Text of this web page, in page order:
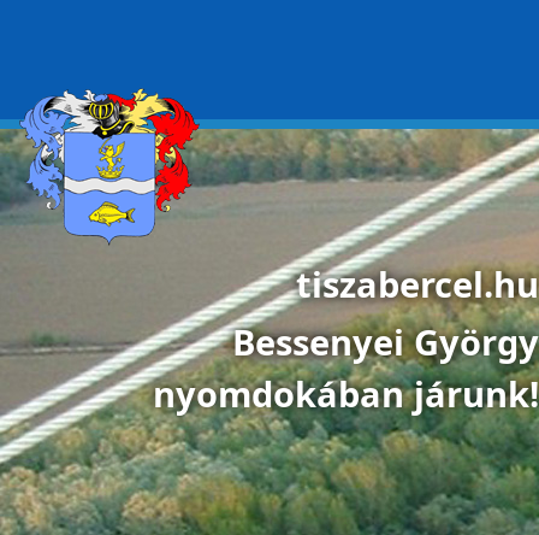
tiszabercel.hu
Bessenyei György
nyomdokában járunk!